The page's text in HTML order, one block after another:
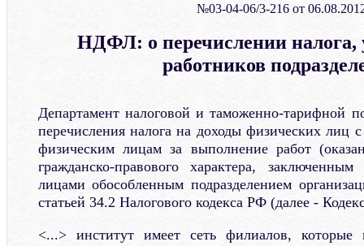
№03-04-06/3-216 от
НДФЛ: о перечислении налога,
работников
Департамент налоговой и таможенно-тарифной
перечисления налога на доходы физических лиц
физическим лицам за выполнение работ
гражданско-правового характера,
лицами обособленным подразделением
статьей 34.2 Налогового кодекса РФ (далее -
<...> институт имеет сеть филиалов, которые